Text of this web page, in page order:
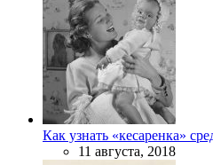
Как узнать «кесаренка»
11 августа, 2018